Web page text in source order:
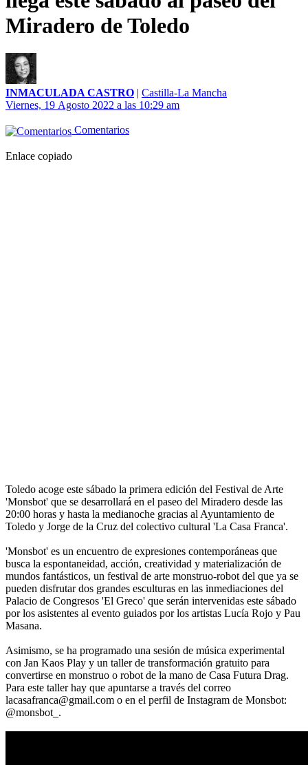
Miradero de Toledo
INMACULADA CASTRO | Castilla-La Mancha
Viernes, 19 Agosto 2022 a las 10:29 am
Comentarios
Enlace copiado
Toledo acoge este sábado la primera edición del Festival de Arte
'Monsbot' que se desarrollará en el paseo del Miradero desde las
20:00 horas y hasta la medianoche gracias al Ayuntamiento de
Toledo y Jorge de la Cruz del colectivo cultural 'La Casa Franca'.
'Monsbot' es un encuentro de expresiones contemporáneas que
busca la espontaneidad, acción, creatividad y materialización de
mundos fantásticos, un festival de arte monstruo-robot del que ya se
pueden disfrutar dos grandes esculturas en las inmediaciones del
Palacio de Congresos 'El Greco' que serán intervenidas este sábado
por los asistentes al evento guiados por los artistas Lucía Rojo y Pau
Masana.
Asimismo, se ha programado una sesión de música experimental
con Jan Kaos Play y un taller de transformación gratuito para
convertirse en monstruo o robot de la mano de Casa Futura Drag.
Para este taller hay que apuntarse a través del correo
lacasafranca@gmail.com o en el perfil de Instagram de Monsbot:
@monsbot_.